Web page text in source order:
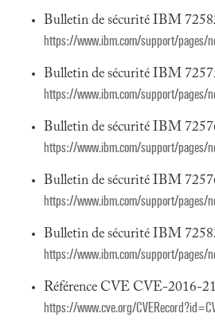
Bulletin de sécurité IBM
https://www.ibm.com/support/pages/
Bulletin de sécurité IBM
https://www.ibm.com/support/pages/
Bulletin de sécurité IBM
https://www.ibm.com/support/pages/
Bulletin de sécurité IBM
https://www.ibm.com/support/pages/
Bulletin de sécurité IBM
https://www.ibm.com/support/pages/
Référence CVE CVE-2016-
https://www.cve.org/